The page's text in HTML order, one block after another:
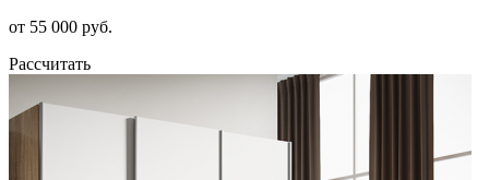
от 55 000 руб.
Рассчитать